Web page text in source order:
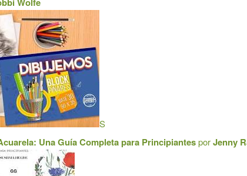
S
Una Guía Completa para PrincipiantesporJenny